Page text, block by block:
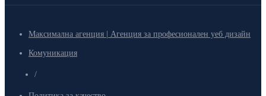
Максимална агенция | Агенция за професионален уеб дизайн
Комуникация
/